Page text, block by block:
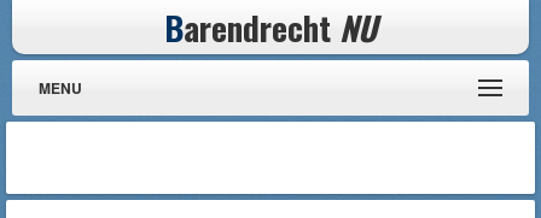
Barendrecht NU
MENU